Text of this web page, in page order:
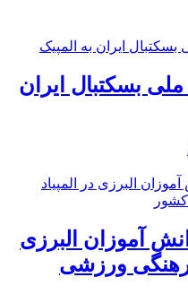
ملی بسکتبال ایران
آموزان البرزی
فرهنگی ورزشی